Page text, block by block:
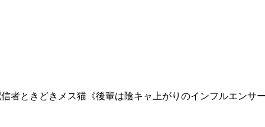
者ときどきメス猫《後輩は陰キャ上がりのインフルエンサ